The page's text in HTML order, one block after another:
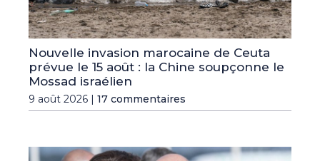
Nouvelle invasion marocaine de Ceuta
prévue le 15 août : la Chine soupçonne le
Mossad israélien
9 août 2026 | 17 commentaires